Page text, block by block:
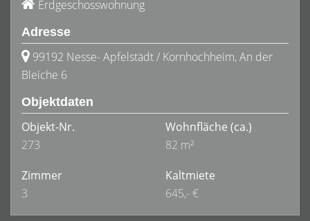
Erdgeschosswohnung
Adresse
99192 Nesse- Apfelstädt / Kornhochheim, An der
Bleiche 6
Objektdaten
Objekt-Nr.
273
Wohnfläche (ca.)
82 m²
Zimmer
3
Kaltmiete
645,- €